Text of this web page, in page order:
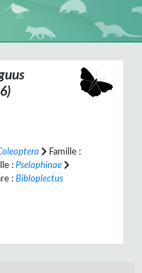
Famille :
: Pselaphinae
: Bibloplectus